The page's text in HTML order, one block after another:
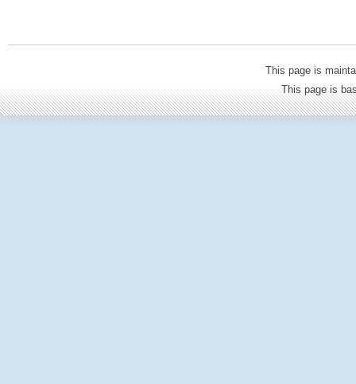
This page is
This page is